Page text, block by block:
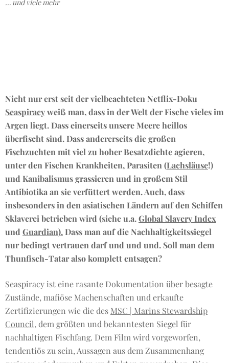
… und viele mehr
Nicht nur erst seit der vielbeachteten Netflix-Doku
Seaspiracyweiß man, dass in der Welt der Fische vieles im
Argen liegt. Dass einerseits unsere Meere heillos
überfischt sind. Dass andererseits die großen
Fischzuchten mit viel zu hoher Besatzdichteagieren,
unter den Fischen Krankheiten, Parasiten (Lachsläuse!)
und Kanibalismusgrassieren und in großem Stil
Antibiotika an sie verfüttert werden. Auch, dass
insbesonders in den asiatischen Ländern auf den Schiffen
Sklaverei betrieben wird (siehe u.a.Global Slavery Index
und Guardian). Dass man auf die Nachhaltigkeitssiegel
nur bedingt vertrauen darf und und und. Soll man dem
Thunfisch-Tatar also komplett entsagen?
Seaspiracy ist eine rasante Dokumentation über besagte
Zustände, mafiöse Machenschaften und erkaufte
Zertifizierungen wie die des MSC | Marins Stewardship
Council, dem größten und bekanntesten Siegel für
nachhaltigen Fischfang. Dem Film wird vorgeworfen,
tendentiös zu sein, Aussagen aus dem Zusammenhang